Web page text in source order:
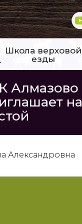
Школа верховой
езды
Алмазово
на
Александровна